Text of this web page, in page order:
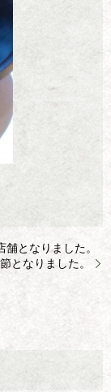
となりました。
となりました。